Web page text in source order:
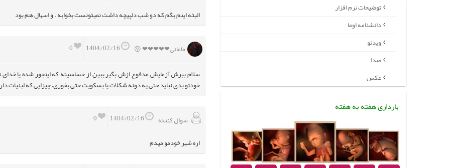
البته اینم بگم که دو شب دلپیچه داشت نمیتونست بخوابه . و اسهال هم بود
0
مامانی❤❤❤❤❤ 😚
سلام ببرش آزمایش مدفوع ازش بگیر ببین از حساسیته که اینجور شده یا خدای
خودتو بدی نباید حتی یه دونه شکلات یا بسکویت حتی بخوری، چیزایی که لبنیات
0
سوال کننده
اره شیر خودمو میدم
توضیحات نرم افزار
دانشنامه اوما
ویدئو
صدا
عکس
بارداری هفته به هفته